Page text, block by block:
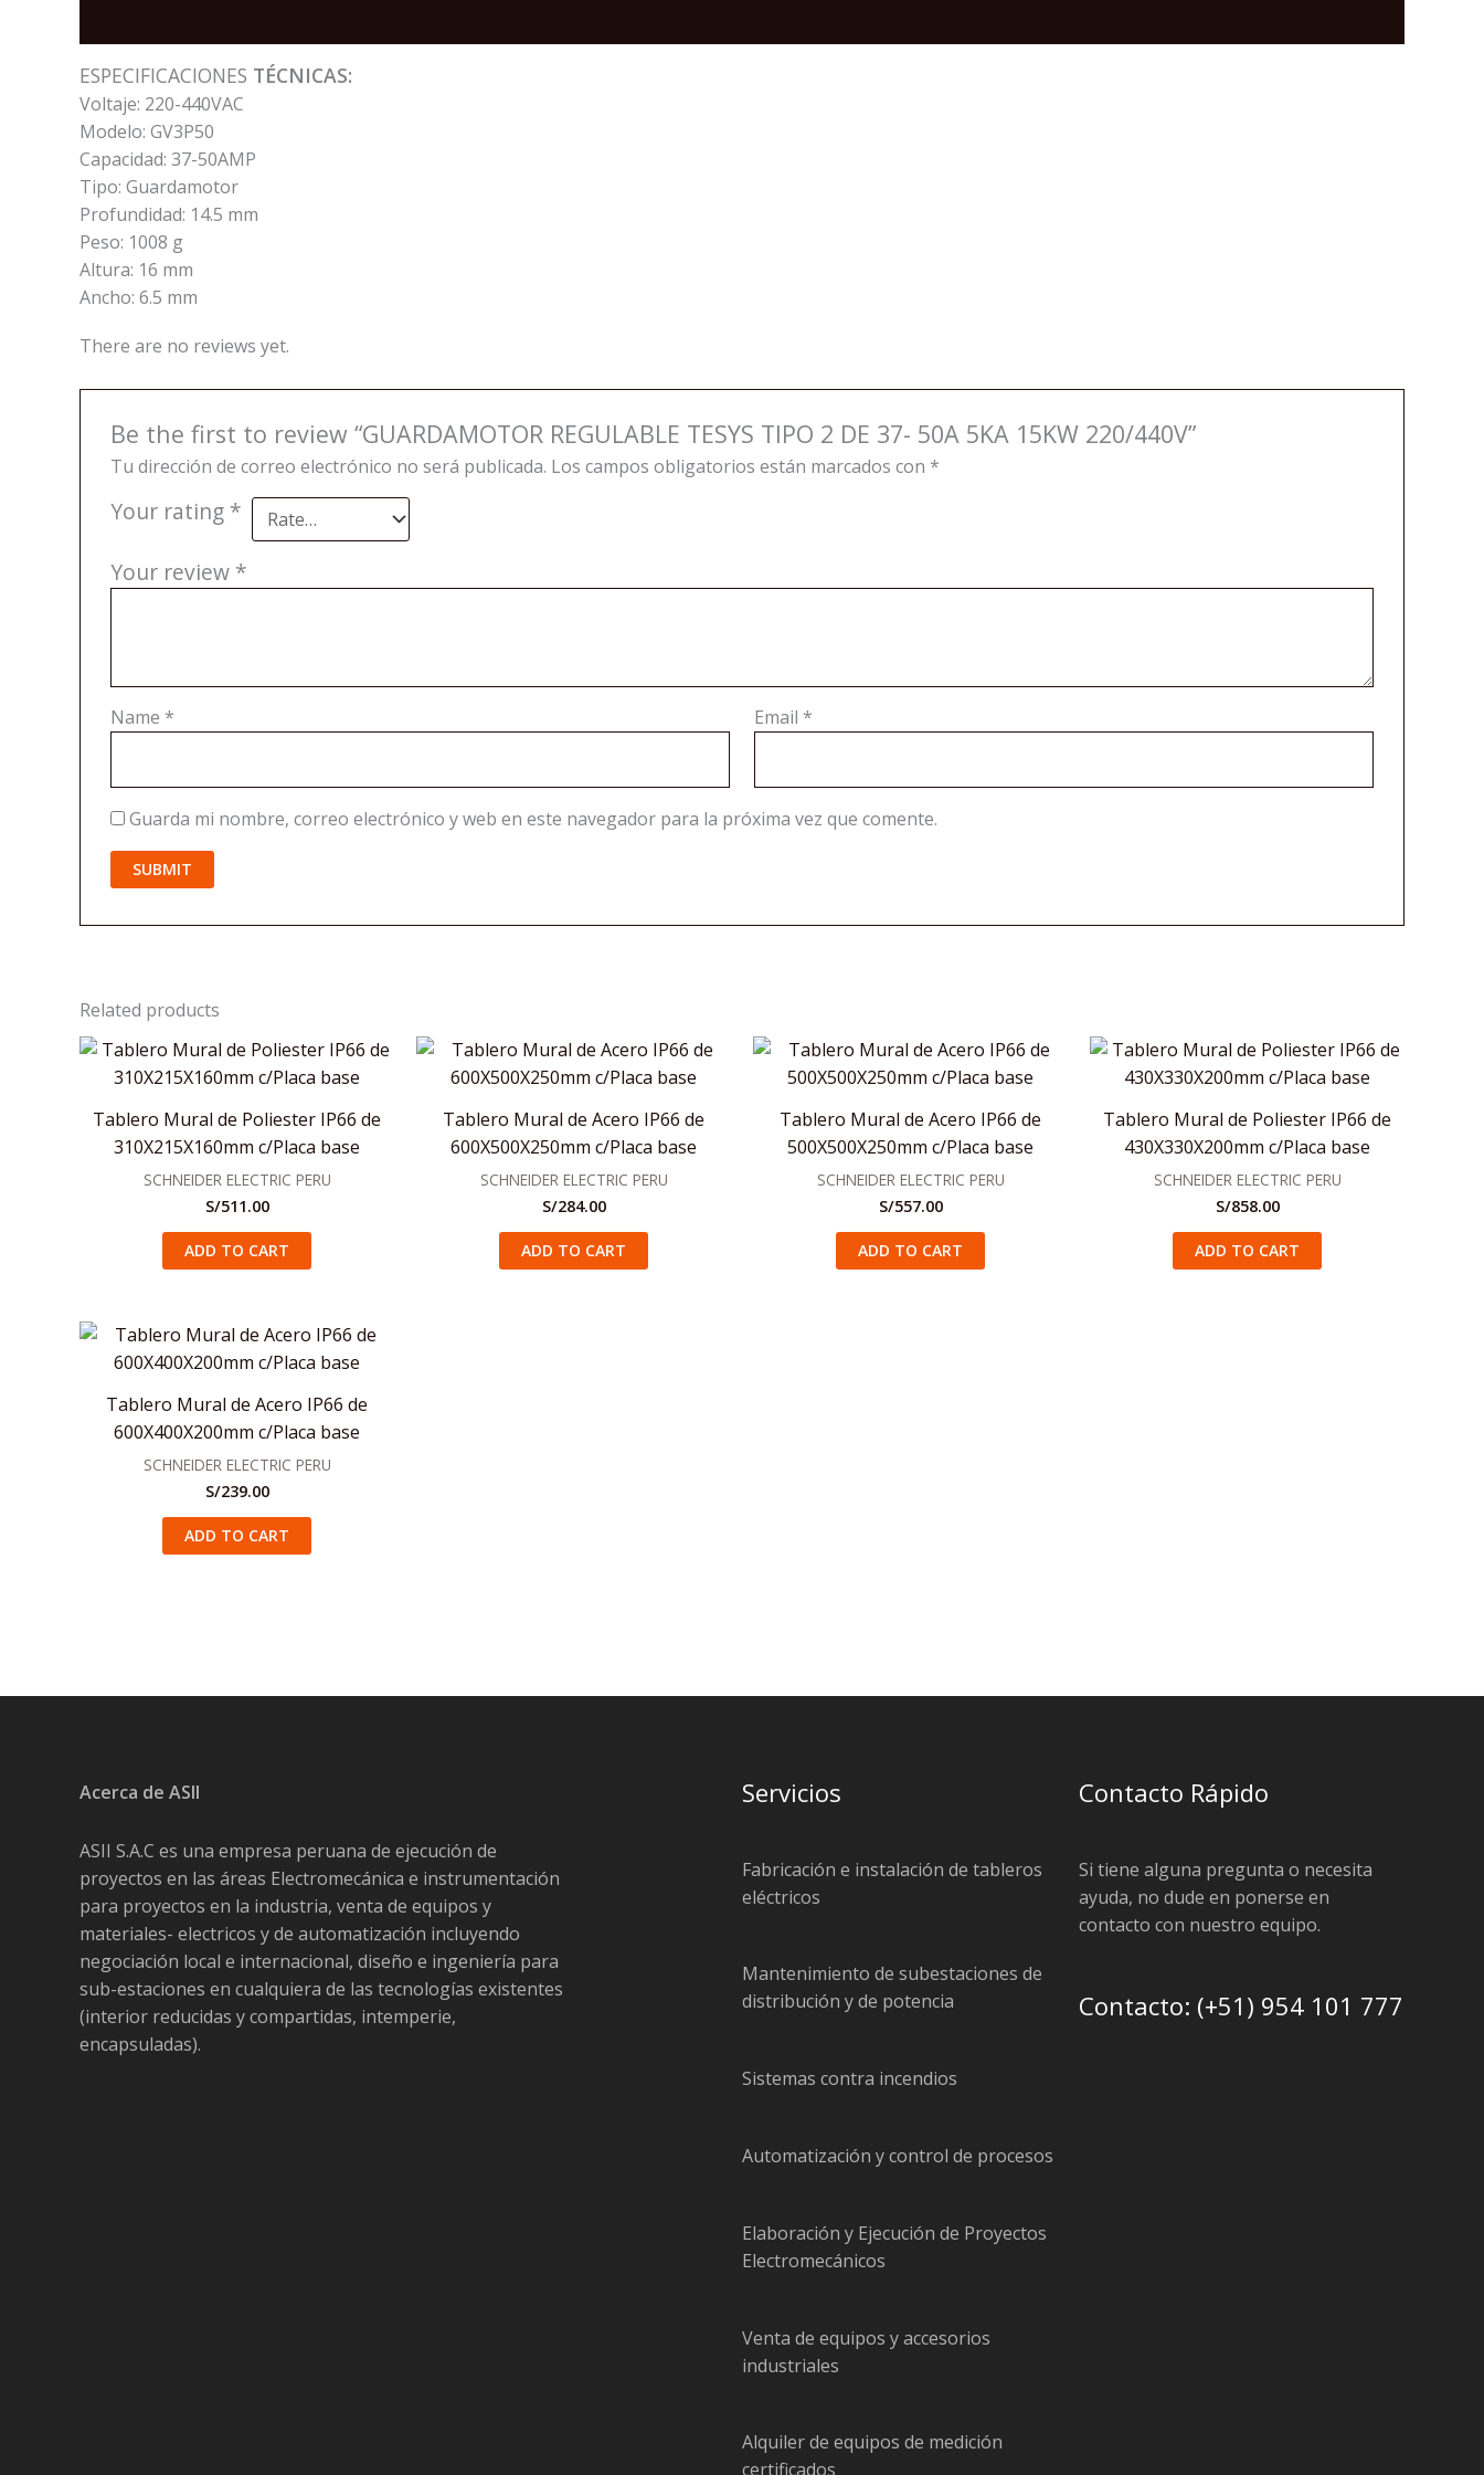
37-
ESPECIFICACIONES TÉCNICAS:
Voltaje: 220-440VAC
Modelo: GV3P50
Capacidad: 37-50AMP
Tipo: Guardamotor
Profundidad: 14.5 mm
Peso: 1008 g
Altura: 16 mm
Ancho: 6.5 mm
There are no reviews yet.
Be the first to review “GUARDAMOTOR REGULABLE TESYS TIPO 2 DE 37- 50A 5KA 15KW 220/440V”
Tu dirección de correo electrónico no será publicada. Los campos obligatorios están marcados con *
Your rating *
Your review *
Name * Email *
Guarda mi nombre, correo electrónico y web en este navegador para la próxima vez que comente.
Related products
Tablero Mural de Poliester IP66 de
310X215X160mm c/Placa base
SCHNEIDER ELECTRIC PERU
S/511.00
ADD TO CART
Tablero Mural de Acero IP66 de
600X500X250mm c/Placa base
SCHNEIDER ELECTRIC PERU
S/284.00
ADD TO CART
Tablero Mural de Acero IP66 de
500X500X250mm c/Placa base
SCHNEIDER ELECTRIC PERU
S/557.00
ADD TO CART
Tablero Mural de Poliester IP66 de
430X330X200mm c/Placa base
SCHNEIDER ELECTRIC PERU
S/858.00
ADD TO CART
Tablero Mural de Acero IP66 de
600X400X200mm c/Placa base
SCHNEIDER ELECTRIC PERU
S/239.00
ADD TO CART
Acerca de ASII
ASII S.A.C es una empresa peruana de ejecución de
proyectos en las áreas Electromecánica e instrumentación
para proyectos en la industria, venta de equipos y
materiales- electricos y de automatización incluyendo
negociación local e internacional, diseño e ingeniería para
sub-estaciones en cualquiera de las tecnologías existentes
(interior reducidas y compartidas, intemperie,
encapsuladas).
Servicios
Fabricación e instalación de tableros
eléctricos
Mantenimiento de subestaciones de
distribución y de potencia
Sistemas contra incendios
Automatización y control de procesos
Elaboración y Ejecución de Proyectos
Electromecánicos
Venta de equipos y accesorios
industriales
Alquiler de equipos de medición
certificados
Contacto Rápido
Si tiene alguna pregunta o necesita
ayuda, no dude en ponerse en
contacto con nuestro equipo.
Contacto: (+51) 954 101 777